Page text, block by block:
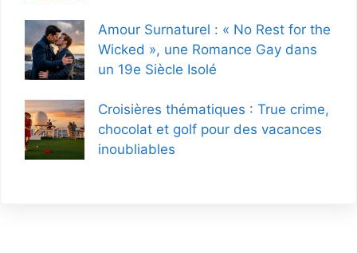
Amour Surnaturel : « No Rest for the
Wicked », une Romance Gay dans
un 19e Siècle Isolé
Croisières thématiques : True crime,
chocolat et golf pour des vacances
inoubliables